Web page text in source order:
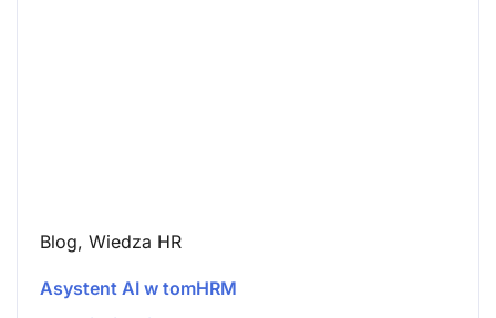
Blog, Wiedza HR
Asystent AI w tomHRM